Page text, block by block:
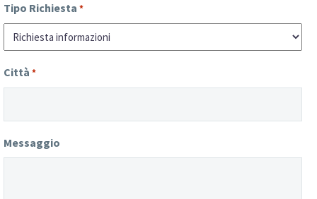
Tipo Richiesta *
Città *
Messaggio